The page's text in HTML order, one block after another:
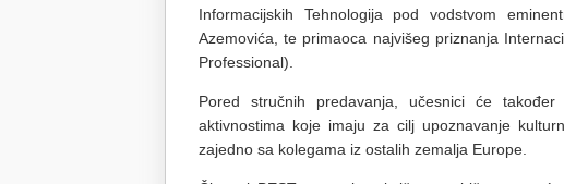
Informacijskih Tehnologija pod vodstvom
Azemovića, te primaoca najvišeg priznanja
Professional).
Pored stručnih predavanja, učesnici će
aktivnostima koje imaju za cilj upoznavanje
zajedno sa kolegama iz ostalih zemalja Europe.